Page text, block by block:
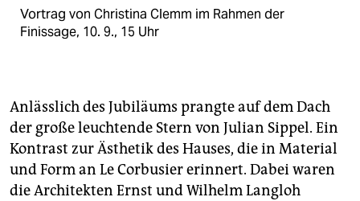
Vortrag von Christina Clemm im Rahmen der
Finissage, 10. 9., 15 Uhr
Anlässlich des Jubiläums prangte auf dem Dach
der große leuchtende Stern von Julian Sippel. Ein
Kontrast zur Ästhetik des Hauses, die in Material
und Form an Le Corbusier erinnert. Dabei waren
die Architekten Ernst und Wilhelm Langloh